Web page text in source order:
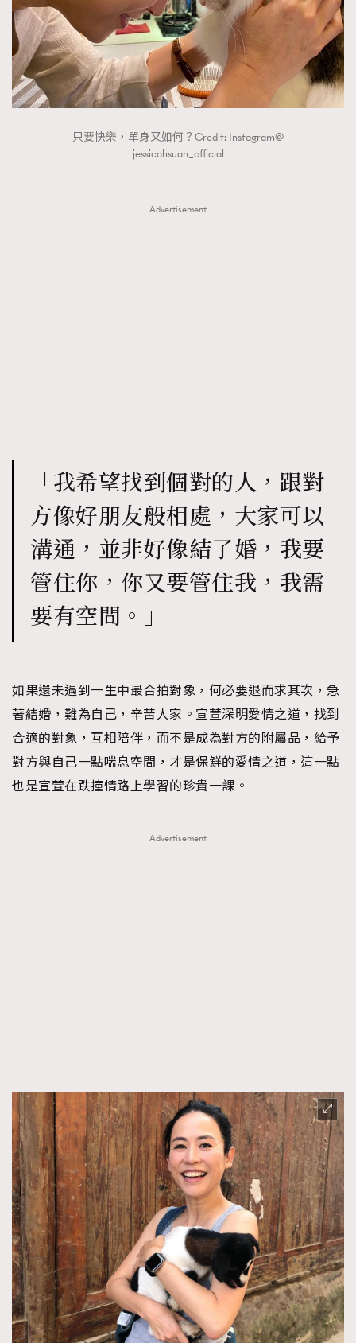
TRENDING
AFrenchMind
DressLikeAParisienne
EmpowerF
FashionWeek FigaroAesthetic
只要快樂，單身又如何？Credit: Instagram@
jessicahsuan_official
Advertisement
「我希望找到個對的人，跟對
方像好朋友般相處，大家可以
溝通，並非好像結了婚，我要
管住你，你又要管住我，我需
要有空間。」
如果還未遇到一生中最合拍對象，何必要退而求其次，急
著結婚，難為自己，辛苦人家。宣萱深明愛情之道，找到
合適的對象，互相陪伴，而不是成為對方的附屬品，給予
對方與自己一點喘息空間，才是保鮮的愛情之道，這一點
也是宣萱在跌撞情路上學習的珍貴一課。
Advertisement